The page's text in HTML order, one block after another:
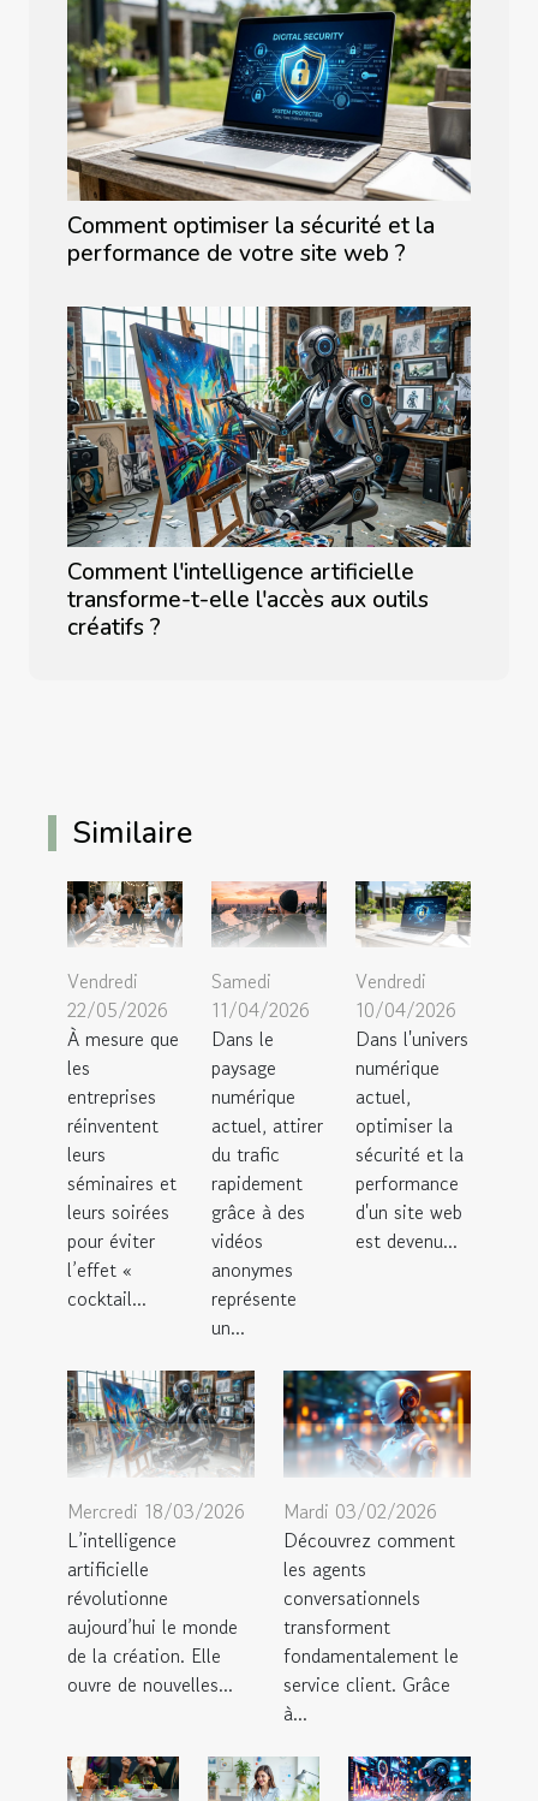
Comment optimiser la sécurité et la
performance de votre site web ?
Comment l'intelligence artificielle
transforme-t-elle l'accès aux outils
créatifs ?
Similaire
Vendredi
22/05/2026
À mesure que
les
entreprises
réinventent
leurs
séminaires et
leurs soirées
pour éviter
l’effet «
cocktail...
Samedi
11/04/2026
Dans le
paysage
numérique
actuel, attirer
du trafic
rapidement
grâce à des
vidéos
anonymes
représente
un...
Vendredi
10/04/2026
Dans l'univers
numérique
actuel,
optimiser la
sécurité et la
performance
d'un site web
est devenu...
Mercredi 18/03/2026
L’intelligence
artificielle
révolutionne
aujourd’hui le monde
de la création. Elle
ouvre de nouvelles...
Mardi 03/02/2026
Découvrez comment
les agents
conversationnels
transforment
fondamentalement le
service client. Grâce
à...